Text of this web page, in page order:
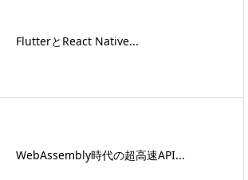
FlutterとReact Native...
WebAssembly時代の超高速API...